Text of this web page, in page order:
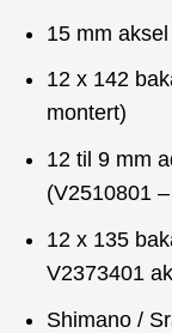
15 mm
12 x 142
montert)
12 til 9 mm
(V2510801
12 x 135
V2373401
Shimano /